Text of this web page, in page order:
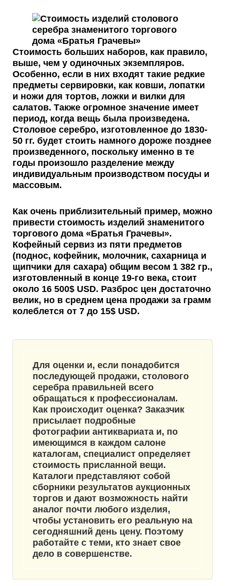
Стоимость больших наборов, как правило,
выше, чем у одиночных экземпляров.
Особенно, если в них входят такие редкие
предметы сервировки, как ковши, лопатки
и ножи для тортов, ложки и вилки для
салатов. Также огромное значение имеет
период, когда вещь была произведена.
Столовое серебро, изготовленное до 1830-
50 гг. будет стоить намного дороже позднее
произведенного, поскольку именно в те
годы произошло разделение между
индивидуальным производством посуды и
массовым.
Как очень приблизительный пример, можно
привести стоимость изделий знаменитого
торгового дома «Братья Грачевы».
Кофейный сервиз из пяти предметов
(поднос, кофейник, молочник, сахарница и
щипчики для сахара) общим весом 1 382 гр.,
изготовленный в конце 19-го века, стоит
около 16 500$ USD. Разброс цен достаточно
велик, но в среднем цена продажи за грамм
колеблется от 7 до 15$ USD.
Для оценки и, если понадобится
последующей продажи, столового
серебра правильней всего
обращаться к профессионалам.
Как происходит оценка? Заказчик
присылает подробные
фотографии антиквариата и, по
имеющимся в каждом салоне
каталогам, специалист определяет
стоимость присланной вещи.
Каталоги представляют собой
сборники результатов аукционных
торгов и дают возможность найти
аналог почти любого изделия,
чтобы установить его реальную на
сегодняшний день цену. Поэтому
работайте с теми, кто знает свое
дело в совершенстве.